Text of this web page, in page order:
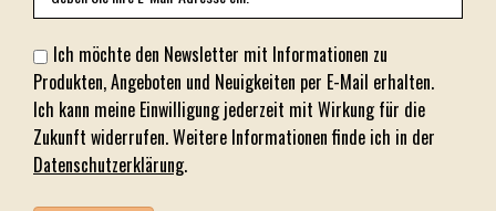
Ich möchte den Newsletter mit Informationen zu
Produkten, Angeboten und Neuigkeiten per E-Mail erhalten.
Ich kann meine Einwilligung jederzeit mit Wirkung für die
Zukunft widerrufen. Weitere Informationen finde ich in der
Datenschutzerklärung.